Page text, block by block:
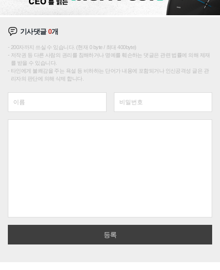
기사댓글0개
200자까지 쓰실 수 있습니다. (현재 0 byte / 최대 400byte)
저작권 등 다른 사람의 권리를 침해하거나 명예를 훼손하는 댓글은 관련 법률에 의해 제재
를 받을 수 있습니다.
타인에게 불쾌감을 주는 욕설 등 비하하는 단어가 내용에 포함되거나 인신공격성 글은 관
리자의 판단에 의해 삭제 합니다.